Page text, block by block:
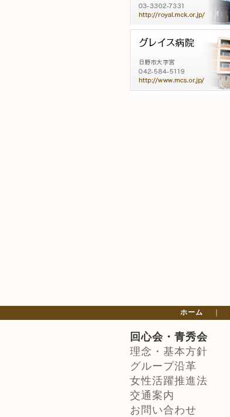
ホーム
回心会・青秀会
理念・基本方針
グループ沿革
女性活躍推進法
交通案内
お問い合わせ